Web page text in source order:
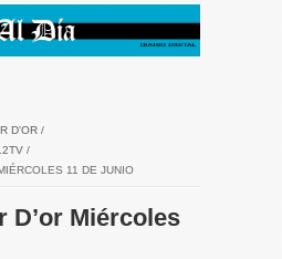
D'OR /
/
11 DE JUNIO
D’or Miércoles